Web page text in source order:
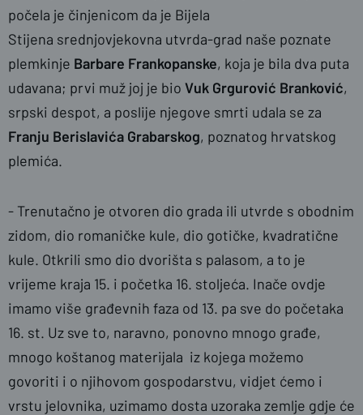
počela je činjenicom da je Bijela
Stijena srednjovjekovna utvrda-grad naše poznate
plemkinje Barbare Frankopanske, koja je bila dva puta
udavana; prvi muž joj je bio Vuk Grgurović Branković,
srpski despot, a poslije njegove smrti udala se za
Franju Berislavića Grabarskog, poznatog hrvatskog
plemića.
- Trenutačno je otvoren dio grada ili utvrde s obodnim
zidom, dio romaničke kule, dio gotičke, kvadratične
kule. Otkrili smo dio dvorišta s palasom, a to je
vrijeme kraja 15. i početka 16. stoljeća. Inače ovdje
imamo više građevnih faza od 13. pa sve do početaka
16. st. Uz sve to, naravno, ponovno mnogo građe,
mnogo koštanog materijala iz kojega možemo
govoriti i o njihovom gospodarstvu, vidjet ćemo i
vrstu jelovnika, uzimamo dosta uzoraka zemlje gdje će